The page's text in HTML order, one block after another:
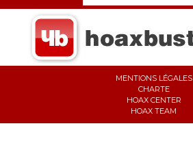
MENTIONS LÉGALES
CHARTE
HOAX CENTER
HOAX TEAM